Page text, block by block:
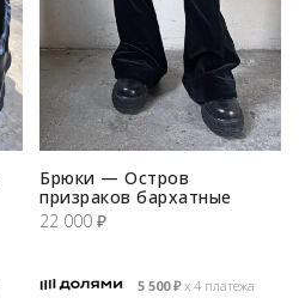
Брюки — Остров
призраков бархатные
22 000 ₽
5 500₽х 4 платежа